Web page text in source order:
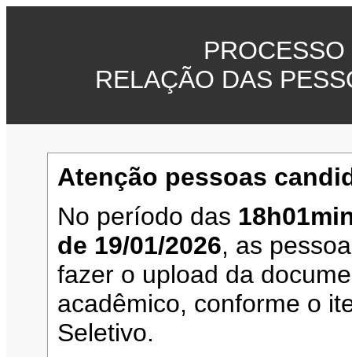
RELAÇÃO DAS
Atenção pessoas
No período das
de 19/01/2026, as
fazer o upload da
acadêmico, conforme o
Seletivo.